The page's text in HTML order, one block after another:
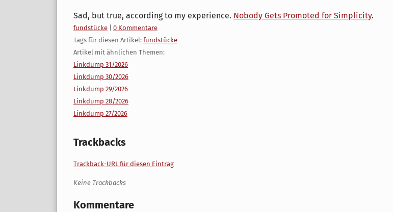
Sad, but true, according to my experience. Nobody Gets Promoted for Simplicity.
Kategorien:
fundstücke
0 Kommentare
Tags für diesen Artikel: fundstücke
Artikel mit ähnlichen Themen:
Linkdump 31/2026
Linkdump 30/2026
Linkdump 29/2026
Linkdump 28/2026
Linkdump 27/2026
Trackbacks
Trackback-URL für diesen Eintrag
Keine Trackbacks
Kommentare